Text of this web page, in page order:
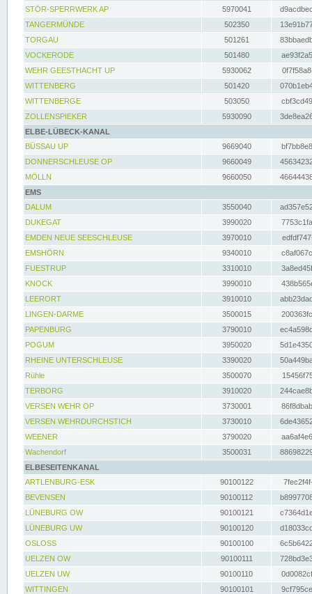
STÖR-SPERRWERK AP 5970041
TANGERMÜNDE
502350
TORGAU
501261
VOCKERODE
501480
WEHR GEESTHACHT UP
5930062
WITTENBERG
501420
WITTENBERGE
503050
ZOLLENSPIEKER
5930090
ELBE-LÜBECK-KANAL
BÜSSAU UP
9669040
DONNERSCHLEUSE OP
9660049
MÖLLN
9660050
EMS
DALUM
3550040
DUKEGAT
3990020
EMDEN NEUE SEESCHLEUSE
3970010
EMSHÖRN
9340010
FUESTRUP
3310010
KNOCK
3990010
LEERORT
3910010
LINGEN-DARME
3500015
PAPENBURG
3790010
POGUM
3950020
RHEINE UNTERSCHLEUSE
3390020
Rühle
3500070
TERBORG
3910020
VERSEN WEHR OP
3730001
VERSEN WEHRDURCHSTICH
3730010
WEENER
3790020
Wachendorf
3500031
ELBESEITENKANAL
ARTLENBURG-ESK
90100122
BEVENSEN
90100112
LÜNEBURG OW
90100121
LÜNEBURG UW
90100120
OSLOSS
90100100
UELZEN OW
90100111
UELZEN UW
90100110
WITTINGEN
90100101